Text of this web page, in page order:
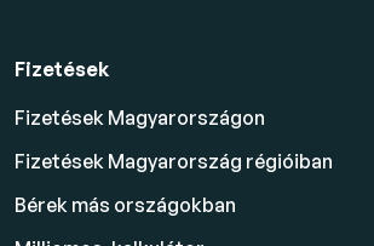
Fizetések
Fizetések Magyarországon
Fizetések Magyarország régióiban
Bérek más országokban